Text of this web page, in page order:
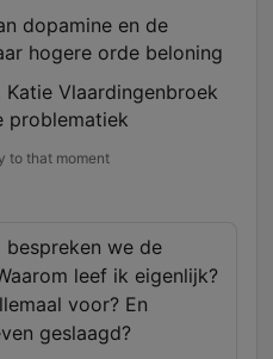
dopamine en de
hogere orde beloning
Katie Vlaardingenbroek
problematiek
to that moment
we de
leef ik eigenlijk?
voor? En
geslaagd?